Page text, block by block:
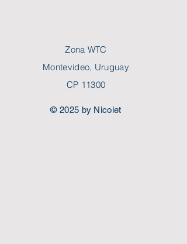
Zona WTC
Montevideo, Uruguay
CP 11300
© 2025 by Nicolet